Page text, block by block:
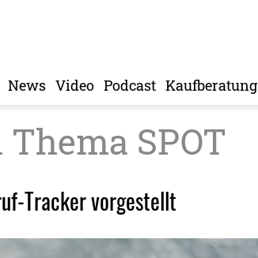
News Video Podcast Kaufberatung
SPOT
Tracker vorgestellt